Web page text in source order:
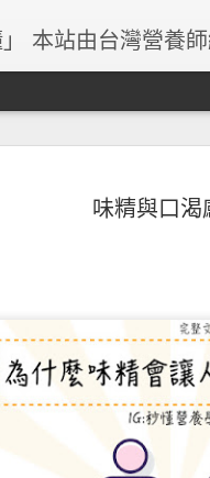
味精與口渴
本站由台灣營養
早餐與減重關係